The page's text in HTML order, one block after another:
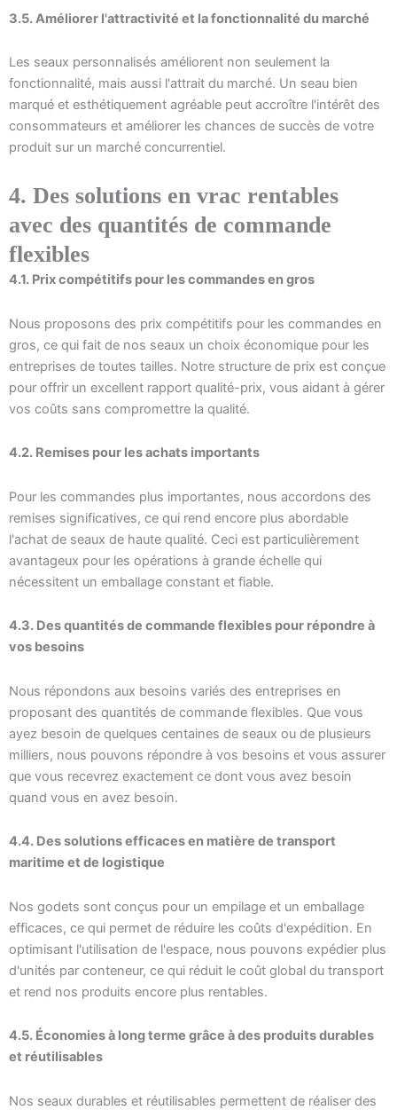
3.5. Améliorer l'attractivité et la fonctionnalité du marché
Les seaux personnalisés améliorent non seulement la
fonctionnalité, mais aussi l'attrait du marché. Un seau bien
marqué et esthétiquement agréable peut accroître l'intérêt des
consommateurs et améliorer les chances de succès de votre
produit sur un marché concurrentiel.
4. Des solutions en vrac rentables
avec des quantités de commande
flexibles
4.1. Prix compétitifs pour les commandes en gros
Nous proposons des prix compétitifs pour les commandes en
gros, ce qui fait de nos seaux un choix économique pour les
entreprises de toutes tailles. Notre structure de prix est conçue
pour offrir un excellent rapport qualité-prix, vous aidant à gérer
vos coûts sans compromettre la qualité.
4.2. Remises pour les achats importants
Pour les commandes plus importantes, nous accordons des
remises significatives, ce qui rend encore plus abordable
l'achat de seaux de haute qualité. Ceci est particulièrement
avantageux pour les opérations à grande échelle qui
nécessitent un emballage constant et fiable.
4.3. Des quantités de commande flexibles pour répondre à
vos besoins
Nous répondons aux besoins variés des entreprises en
proposant des quantités de commande flexibles. Que vous
ayez besoin de quelques centaines de seaux ou de plusieurs
milliers, nous pouvons répondre à vos besoins et vous assurer
que vous recevrez exactement ce dont vous avez besoin
quand vous en avez besoin.
4.4. Des solutions efficaces en matière de transport
maritime et de logistique
Nos godets sont conçus pour un empilage et un emballage
efficaces, ce qui permet de réduire les coûts d'expédition. En
optimisant l'utilisation de l'espace, nous pouvons expédier plus
d'unités par conteneur, ce qui réduit le coût global du transport
et rend nos produits encore plus rentables.
4.5. Économies à long terme grâce à des produits durables
et réutilisables
Nos seaux durables et réutilisables permettent de réaliser des